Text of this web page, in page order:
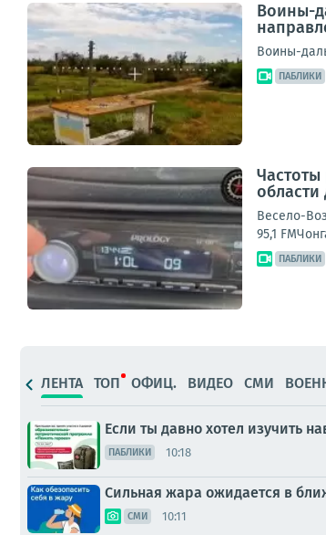
Воины-
Воины-
ПАБЛИКИ
Весело-
95,1
ПАБЛИКИ
ЛЕНТА ТОП ОФИЦ. ВИДЕО СМИ
Если ты давно хотел изучить
ПАБЛИКИ 10:18
Сильная жара ожидается в
СМИ 10:11